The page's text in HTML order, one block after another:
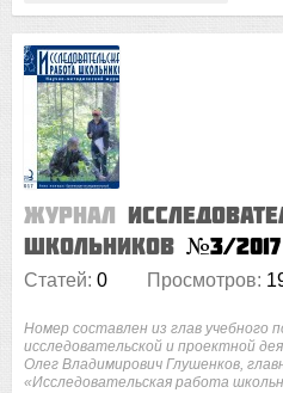
Журнал
школьников №3/2017
Статей: 0 Просмотров:
Номер составлен из глав учебного
исследовательской и проектной
Олег Владимирович Глушенков,
«Исследовательская работа